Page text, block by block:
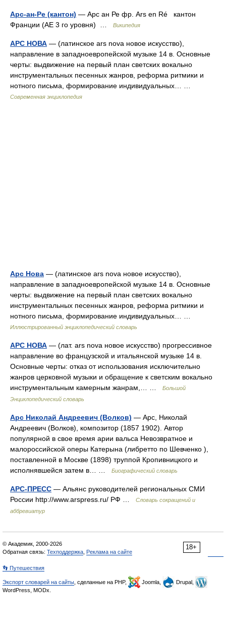
Арс-ан-Ре (кантон) — Арс ан Ре фр. Ars en Ré кантон
Франции (АЕ 3 го уровня) …
Википедия
АРС НОВА — (латинское ars nova новое искусство),
направление в западноевропейской музыке 14 в. Основные
черты: выдвижение на первый план светских вокально
инструментальных песенных жанров, реформа ритмики и
нотного письма, формирование индивидуальных… …
Современная энциклопедия
Арс Нова — (латинское ars nova новое искусство),
направление в западноевропейской музыке 14 в. Основные
черты: выдвижение на первый план светских вокально
инструментальных песенных жанров, реформа ритмики и
нотного письма, формирование индивидуальных… …
Иллюстрированный энциклопедический словарь
АРС НОВА — (лат. ars nova новое искусство) прогрессивное
направление во французской и итальянской музыке 14 в.
Основные черты: отказ от использования исключительно
жанров церковной музыки и обращение к светским вокально
инструментальным камерным жанрам,… …
Большой
Энциклопедический словарь
Арс Николай Андреевич (Волков) — Арс, Николай
Андреевич (Волков), композитор (1857 1902). Автор
популярной в свое время арии вальса Невозвратное и
малороссийской оперы Катерына (либретто по Шевченко ),
поставленной в Москве (1898) труппой Кропивницкого и
исполнявшейся затем в… …
Биографический словарь
АРС-ПРЕСС — Альянс руководителей региональных СМИ
России http://www.arspress.ru/​ РФ …
Словарь сокращений и
аббревиатур
18+
© Академик, 2000-2026
Обратная связь: Техподдержка Реклама на сайте
👣 Путешествия
Экспорт словарей на сайты , сделанные на PHP, Joomla,
Drupal,
WordPress, MODx.